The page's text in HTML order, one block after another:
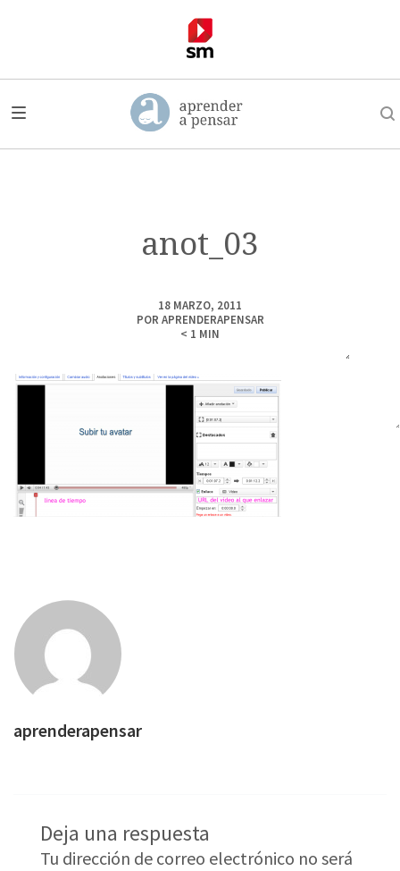
anot_03
18 MARZO, 2011
POR APRENDERAPENSAR
< 1 MIN
aprenderapensar
Deja una respuesta
Tu dirección de correo electrónico no será